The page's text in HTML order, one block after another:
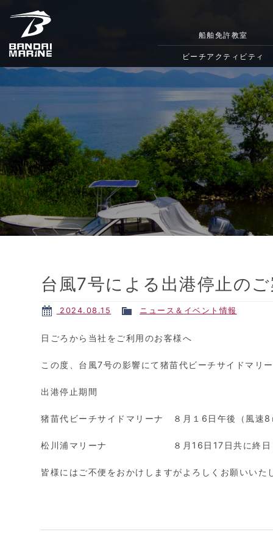
船舶免許教室
ビーチアクティビティ
台風7号による出港停止の
2024.08.15 ニュース＆イベント情報
日ごろから当社をご利用のお客様へ
この度、台風7号の影響にて猪苗代ビーチサイドマリ
出港停止期間
猪苗代ビーチサイドマリーナ ８月１6日午後（風速8
松川浦マリーナ ８月16日17日共に終日
皆様にはご不便をおかけしますがよろしくお願いいた